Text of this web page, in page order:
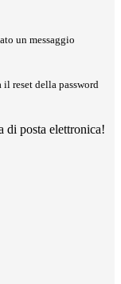
un messaggio
reset della password
di posta elettronica!